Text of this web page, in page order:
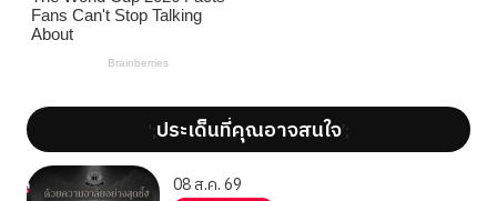
';ประเด็นที่คุณอาจสนใจ';
08 ส.ค. 69